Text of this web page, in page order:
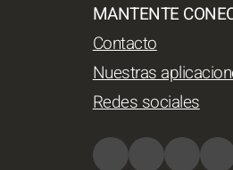
MANTENTE
Contacto
Nuestras
Redes sociales